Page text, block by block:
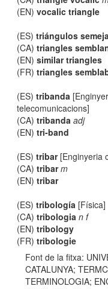
(EN)vocalic triangle
(ES)triángulos
(CA)triangles
(EN)similar triangles
(FR)triangles
(ES)tribanda
telecomunicacions]
(CA)tribanda adj
(EN)tri-band
(ES)tribar[Enginyeria
(CA)tribar m
(EN)tribar
(ES)tribología [Física]
(CA)tribologia n f
(EN)tribology
(FR)tribologie
Font de la fitxa:
CATALUNYA;
TERMINOLOGIA;